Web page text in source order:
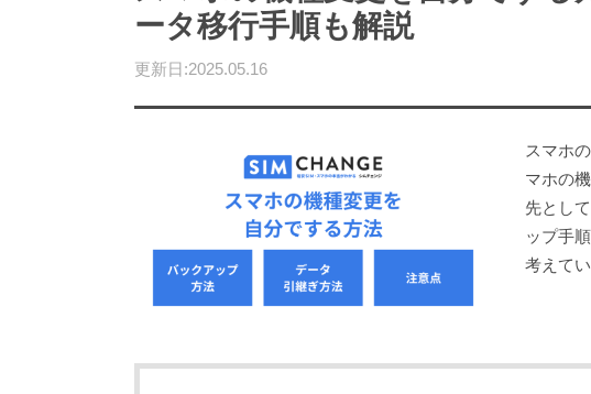
初めての格安SIM選び方ガイド
ータ移行手順も解説
更新日:2025.05.16
スマホ
マホの
先とし
ップ手
考えて